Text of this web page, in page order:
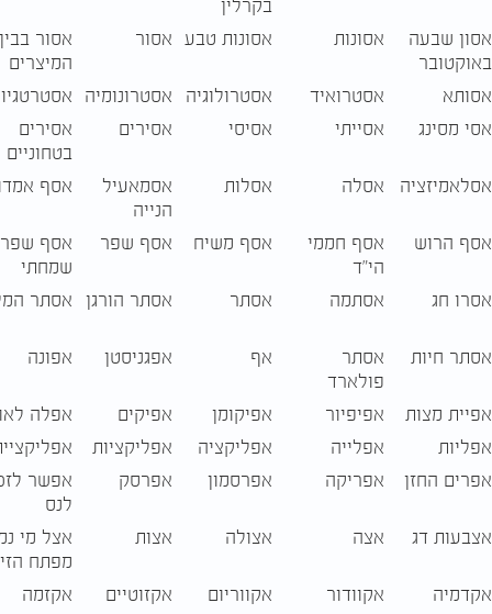
בקרלין
אסון שבעה
באוקטובר
אסונות אסונות טבע אסור
אסור בבין
המיצרים
אסותא
אסטרואיד אסטרולוגיה אסטרונומיה
אסי מסינג
אסייתי אסיסי אסירים
אסירים
בטחוניים
אסלאמיזציה
אסלה אסלות
אסמאעיל
הנייה
אסף
אסף הרוש
אסף חממי
הי"ד
אסף משיח אסף שפר
אסף שפר
שמחתי
אסרו חג
אסתמה אסתר אסתר הורגן אסתר
אסתר חיות
אסתר
פולארד
אף אפגניסטן אפונה
אפיית מצות אפיפיור אפיקומן אפיקים
אפלה
אפליות
אפלייה אפליקציה אפליקציות
אפרים החזן
אפריקה אפרסמון אפרסק
אפשר
לנס
אצבעות דג
אצה אצולה אצות
אצל מי
מפתח
אקדמיה
אקוודור אקווריום אקזוטיים
אקזמה